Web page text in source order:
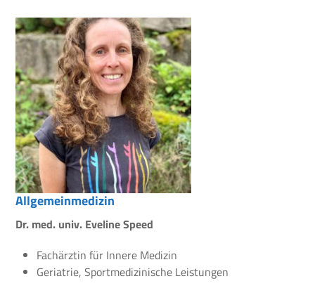
Allgemeinmedizin
Dr. med. univ. Eveline Speed
Fachärztin für Innere Medizin
Geriatrie, Sportmedizinische Leistungen